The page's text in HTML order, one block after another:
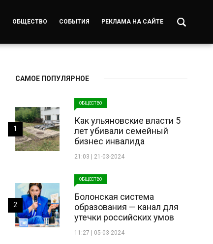
ОБЩЕСТВО СОБЫТИЯ РЕКЛАМА НА САЙТЕ
САМОЕ ПОПУЛЯРНОЕ
ОБЩЕСТВО
Как ульяновские власти 5
лет убивали семейный
бизнес инвалида
21:03 | 21-03-2024
1
ОБЩЕСТВО
Болонская система
образования — канал для
утечки российских умов
11:27 | 05-03-2024
2